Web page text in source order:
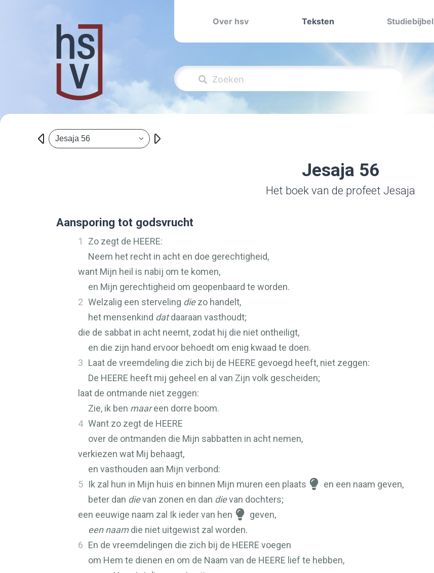
Over hsv Teksten Studiebijbel
Jesaja 56
Jesaja 56
Het boek van de profeet Jesaja
Aansporing tot godsvrucht
1 Zo zegt de HEERE:
Neem het recht in acht en doe gerechtigheid,
want Mijn heil is nabij om te komen,
en Mijn gerechtigheid om geopenbaard te worden.
2 Welzalig een sterveling diezo handelt,
het mensenkind datdaaraan vasthoudt;
die de sabbat in acht neemt, zodat hij die niet ontheiligt,
en die zijn hand ervoor behoedt om enig kwaad te doen.
3 Laat de vreemdeling die zich bij de HEERE gevoegd heeft, niet zeggen:
De HEERE heeft mij geheel en al van Zijn volk gescheiden;
laat de ontmande niet zeggen:
Zie, ik ben maareen dorre boom.
4 Want zo zegt de HEERE
over de ontmanden die Mijn sabbatten in acht nemen,
verkiezen wat Mij behaagt,
en vasthouden aan Mijn verbond:
5 Ik zal hun in Mijn huis en binnen Mijn muren een plaats
en een naam geven,
beter dan dievan zonen en dan dievan dochters;
een eeuwige naam zal Ik ieder van hen
geven,
een naamdie niet uitgewist zal worden.
6 En de vreemdelingen die zich bij de HEERE voegen
om Hem te dienen en om de Naam van de HEERE lief te hebben,